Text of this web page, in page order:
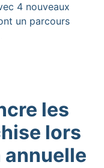
4 nouveaux
un parcours
les
lors
annuelle